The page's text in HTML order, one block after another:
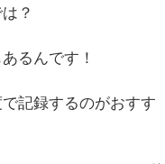
？
るんです！
記録するのがおすす